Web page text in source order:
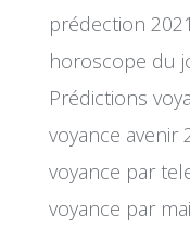
prédection
horoscope du
Prédictions
voyance avenir
voyance par
voyance par